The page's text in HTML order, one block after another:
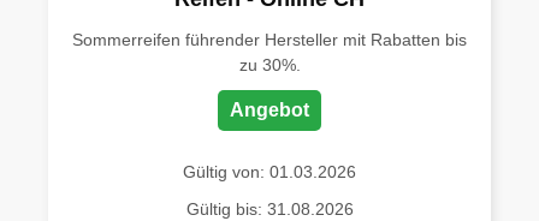
Sommerreifen führender Hersteller mit Rabatten bis
zu 30%.
Angebot
Gültig von: 01.03.2026
Gültig bis: 31.08.2026